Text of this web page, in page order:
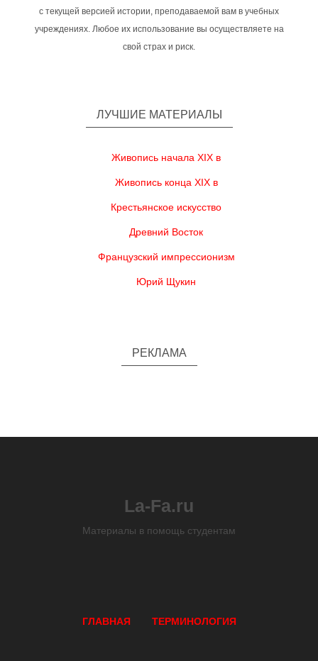
с текущей версией истории, преподаваемой вам в учебных
учреждениях. Любое их использование вы осуществляете на
свой страх и риск.
ЛУЧШИЕ МАТЕРИАЛЫ
Живопись начала XIX в
Живопись конца XIX в
Крестьянское искусство
Древний Восток
Французский импрессионизм
Юрий Щукин
РЕКЛАМА
La-Fa.ru
Материалы в помощь студентам
ГЛАВНАЯ ТЕРМИНОЛОГИЯ